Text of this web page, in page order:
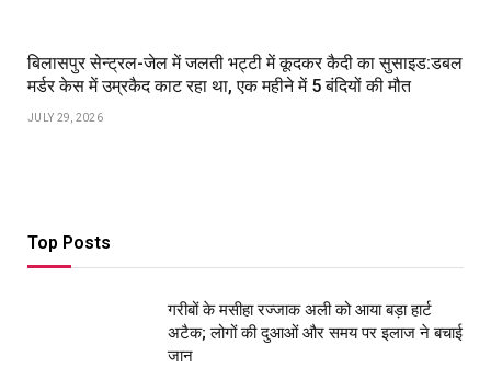
बिलासपुर सेन्ट्रल-जेल में जलती भट्टी में कूदकर कैदी का सुसाइड:डबल
मर्डर केस में उम्रकैद काट रहा था, एक महीने में 5 बंदियों की मौत
JULY 29, 2026
Top Posts
गरीबों के मसीहा रज्‍जाक अली को आया बड़ा हार्ट
अटैक; लोगों की दुआओं और समय पर इलाज ने बचाई
जान